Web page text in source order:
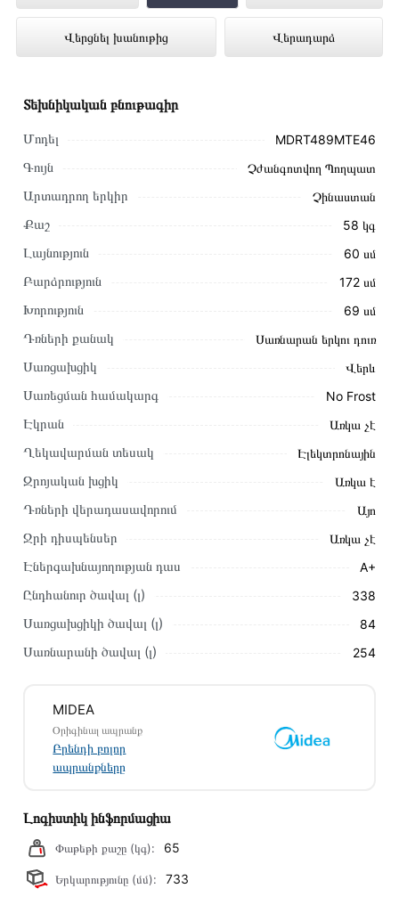
Վերցնել խանութից Վերադարձ
ներկայացված է Technomix առցանց
խանութում լավագույն գնով 298 000 դրամ
Այս ապրանքը գնելու համար սեղմեք
զամբյուղին»
Կարող եք նաև պատվիրել՝ զանգահարելով կայքում նշված
կոնտակտային համարներին։
Կայքում տվյալ ապրանքի՝ Սառնարան MIDEA
MDRT489MTE46 առաքման և վճարման պայմանները
Մեր պրոֆեսիոնալ մենեջերները կմշակեն պատվերը և
կկապվեն ձեզ հետ՝ համաձայնեցնելու առաքման
պայմանները։ Նախքան առցանց պատվեր տեղադրելը,
խորհուրդ ենք տալիս կարդալ նկարագրությունը,
Տվյալ ապրանքը սետիֆիկացված է և համպատասխանում է
Տեխնիկական բնութագիր
Մոդել MDRT489MTE46
Գույն Չժանգոտվող Պողպատ
Արտադրող երկիր Չինաստան
Քաշ 58 կգ
Լայնություն 60 սմ
Բարձրություն 172 սմ
Խորություն 69 սմ
Դռների քանակ Սառնարան երկու դուռ
Սառցախցիկ Վերև
Սառեցման համակարգ No Frost
Էկրան Առկա չէ
Ղեկավարման տեսակ Էլեկտրոնային
Զրոյական խցիկ Առկա է
Դռների վերադասավորում Այո
Ջրի դիսպենսեր Առկա չէ
Էներգախնայողության դաս A+
Ընդհանուր ծավալ (լ) 338
Սառցախցիկի ծավալ (լ) 84
Սառնարանի ծավալ (լ) 254
MIDEA
Օրիգինալ ապրանք
Բրենդի բոլոր
ապրանքները
Լոգիստիկ ինֆորմացիա
Փաթեթի քաշը (կգ): 65
Երկարությունը (մմ): 733